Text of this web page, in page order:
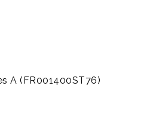
A (FR001400ST76)